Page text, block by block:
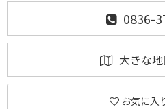
0836-
大きな
お気に入